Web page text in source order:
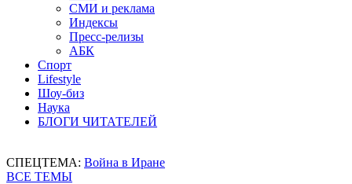
СМИ и реклама
Индексы
Пресс-релизы
АБК
Спорт
Lifestyle
Шоу-биз
Наука
БЛОГИ ЧИТАТЕЛЕЙ
СПЕЦТЕМА: Война в Иране
ВСЕ ТЕМЫ